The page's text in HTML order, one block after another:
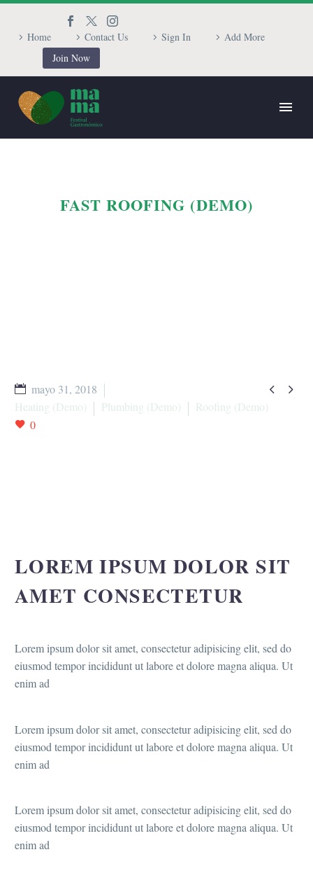
Home Contact Us Sign In
Add More
Join Now
FAST ROOFING (DEMO)
 
mayo 31, 2018
Heating (Demo)
Plumbing (Demo)
Roofing (Demo)
0
LOREM IPSUM DOLOR SIT
AMET CONSECTETUR
Lorem ipsum dolor sit amet, consectetur adipisicing elit, sed do
eiusmod tempor incididunt ut labore et dolore magna aliqua. Ut
enim ad
Lorem ipsum dolor sit amet, consectetur adipisicing elit, sed do
eiusmod tempor incididunt ut labore et dolore magna aliqua. Ut
enim ad
Lorem ipsum dolor sit amet, consectetur adipisicing elit, sed do
eiusmod tempor incididunt ut labore et dolore magna aliqua. Ut
enim ad